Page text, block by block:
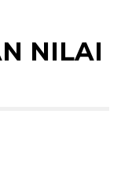
NILAI